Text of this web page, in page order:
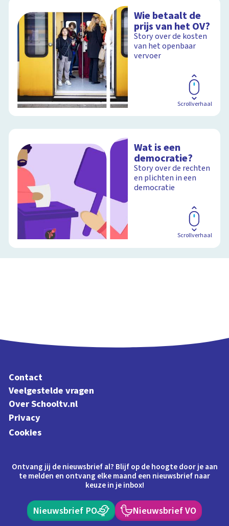
Wie betaalt de
prijs van het OV?
Story over de kosten
van het openbaar
vervoer
Scrollverhaal
Wat is een
democratie?
Story over de rechten
en plichten in een
democratie
Scrollverhaal
Contact
Veelgestelde vragen
Over Schooltv.nl
Privacy
Cookies
Ontvang jij de nieuwsbrief al? Blijf op de hoogte door je aan
te melden en ontvang elke maand een nieuwsbrief naar
keuze in je inbox!
Nieuwsbrief PO Nieuwsbrief VO